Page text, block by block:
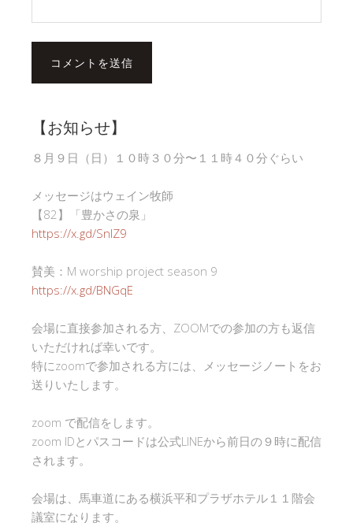
【お知らせ】
８月９日（日）１０時３０分〜１１時４０分ぐらい
メッセージはウェイン牧師
【82】「豊かさの泉」
https://x.gd/SnlZ9
賛美：M worship project season 9
https://x.gd/BNGqE
会場に直接参加される方、ZOOMでの参加の方も返信
いただければ幸いです。
特にzoomで参加される方には、メッセージノートをお
送りいたします。
zoom で配信をします。
zoom IDとパスコードは公式LINEから前日の９時に配信
されます。
会場は、馬車道にある横浜平和プラザホテル１１階会
議室になります。